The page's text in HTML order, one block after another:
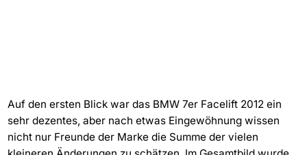
Auf den ersten Blick war das BMW 7er Facelift 2012 ein
sehr dezentes, aber nach etwas Eingewöhnung wissen
nicht nur Freunde der Marke die Summe der vielen